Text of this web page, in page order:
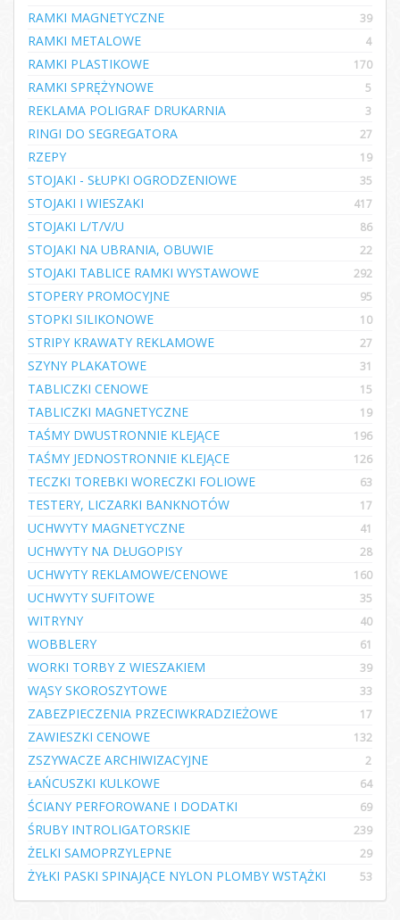
RAMKI MAGNETYCZNE 39
RAMKI METALOWE 4
RAMKI PLASTIKOWE 170
RAMKI SPRĘŻYNOWE 5
REKLAMA POLIGRAF DRUKARNIA 3
RINGI DO SEGREGATORA 27
RZEPY 19
STOJAKI - SŁUPKI OGRODZENIOWE 35
STOJAKI I WIESZAKI 417
STOJAKI L/T/V/U 86
STOJAKI NA UBRANIA, OBUWIE 22
STOJAKI TABLICE RAMKI WYSTAWOWE 292
STOPERY PROMOCYJNE 95
STOPKI SILIKONOWE 10
STRIPY KRAWATY REKLAMOWE 27
SZYNY PLAKATOWE 31
TABLICZKI CENOWE 15
TABLICZKI MAGNETYCZNE 19
TAŚMY DWUSTRONNIE KLEJĄCE 196
TAŚMY JEDNOSTRONNIE KLEJĄCE 126
TECZKI TOREBKI WORECZKI FOLIOWE 63
TESTERY, LICZARKI BANKNOTÓW 17
UCHWYTY MAGNETYCZNE 41
UCHWYTY NA DŁUGOPISY 28
UCHWYTY REKLAMOWE/CENOWE 160
UCHWYTY SUFITOWE 35
WITRYNY 40
WOBBLERY 61
WORKI TORBY Z WIESZAKIEM 39
WĄSY SKOROSZYTOWE 33
ZABEZPIECZENIA PRZECIWKRADZIEŻOWE 17
ZAWIESZKI CENOWE 132
ZSZYWACZE ARCHIWIZACYJNE 2
ŁAŃCUSZKI KULKOWE 64
ŚCIANY PERFOROWANE I DODATKI 69
ŚRUBY INTROLIGATORSKIE 239
ŻELKI SAMOPRZYLEPNE 29
ŻYŁKI PASKI SPINAJĄCE NYLON PLOMBY WSTĄŻKI 53